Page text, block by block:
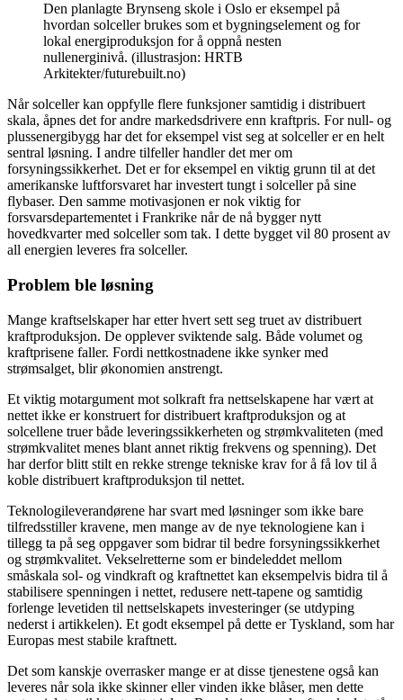
Den planlagte Brynseng skole i Oslo er eksempel på
hvordan solceller brukes som et bygningselement og for
lokal energiproduksjon for å oppnå nesten
nullenerginivå. (illustrasjon: HRTB
Arkitekter/futurebuilt.no)
Når solceller kan oppfylle flere funksjoner samtidig i distribuert
skala, åpnes det for andre markedsdrivere enn kraftpris. For null- og
plussenergibygg har det for eksempel vist seg at solceller er en helt
sentral løsning. I andre tilfeller handler det mer om
forsyningssikkerhet. Det er for eksempel en viktig grunn til at det
amerikanske luftforsvaret har investert tungt i solceller på sine
flybaser. Den samme motivasjonen er nok viktig for
forsvarsdepartementet i Frankrike når de nå bygger nytt
hovedkvarter med solceller som tak. I dette bygget vil 80 prosent av
all energien leveres fra solceller.
Problem ble løsning
Mange kraftselskaper har etter hvert sett seg truet av distribuert
kraftproduksjon. De opplever sviktende salg. Både volumet og
kraftprisene faller. Fordi nettkostnadene ikke synker med
strømsalget, blir økonomien anstrengt.
Et viktig motargument mot solkraft fra nettselskapene har vært at
nettet ikke er konstruert for distribuert kraftproduksjon og at
solcellene truer både leveringssikkerheten og strømkvaliteten (med
strømkvalitet menes blant annet riktig frekvens og spenning). Det
har derfor blitt stilt en rekke strenge tekniske krav for å få lov til å
koble distribuert kraftproduksjon til nettet.
Teknologileverandørene har svart med løsninger som ikke bare
tilfredsstiller kravene, men mange av de nye teknologiene kan i
tillegg ta på seg oppgaver som bidrar til bedre forsyningssikkerhet
og strømkvalitet. Vekselretterne som er bindeleddet mellom
småskala sol- og vindkraft og kraftnettet kan eksempelvis bidra til å
stabilisere spenningen i nettet, redusere nett-tapene og samtidig
forlenge levetiden til nettselskapets investeringer (se utdyping
nederst i artikkelen). Et godt eksempel på dette er Tyskland, som har
Europas mest stabile kraftnett.
Det som kanskje overrasker mange er at disse tjenestene også kan
leveres når sola ikke skinner eller vinden ikke blåser, men dette